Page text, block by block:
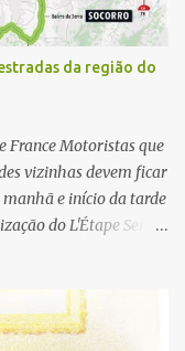
da região do
France Motoristas que
vizinhas devem ficar
e início da tarde
do L'Étape Serra
e terá percursos
Monte Alegre